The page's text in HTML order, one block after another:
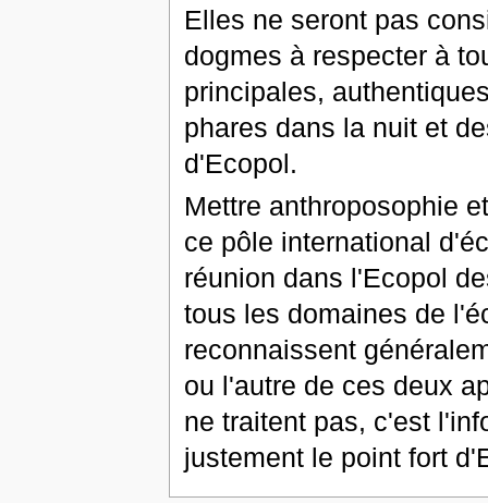
Elles ne seront pas
dogmes à respecter à
principales,
phares dans la nuit et
d'Ecopol.
Mettre anthroposophie
ce pôle international
réunion dans l'Ecopol
tous les domaines de
reconnaissent
ou l'autre de ces deux
ne traitent pas, c'est
justement le point fort